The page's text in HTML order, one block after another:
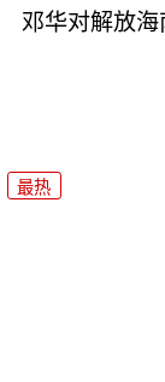
邓华对解放
最热